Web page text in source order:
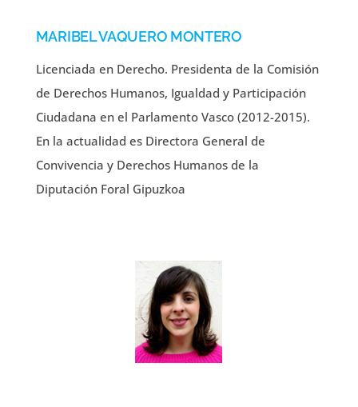
MARIBEL VAQUERO MONTERO
Licenciada en Derecho. Presidenta de la Comisión
de Derechos Humanos, Igualdad y Participación
Ciudadana en el Parlamento Vasco (2012-2015).
En la actualidad es Directora General de
Convivencia y Derechos Humanos de la
Diputación Foral Gipuzkoa